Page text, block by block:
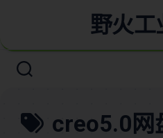
野火工
creo5.0网